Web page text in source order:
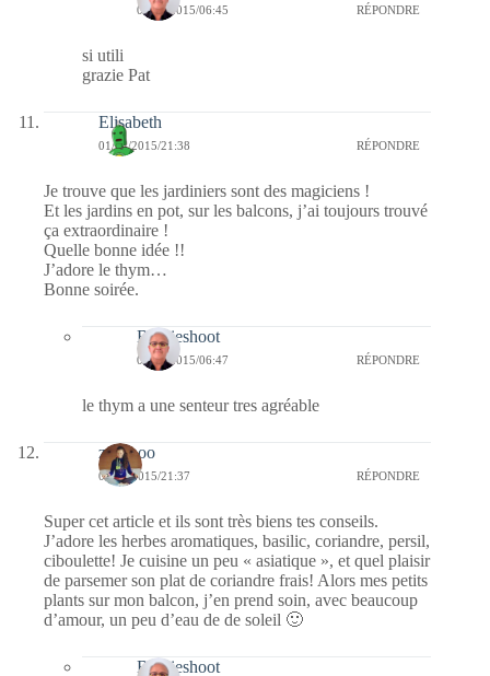
04/04/2015/06:45 RÉPONDRE
si utili
grazie Pat
Elisabeth
01/04/2015/21:38 RÉPONDRE
Je trouve que les jardiniers sont des magiciens !
Et les jardins en pot, sur les balcons, j’ai toujours trouvé
ça extraordinaire !
Quelle bonne idée !!
J’adore le thym…
Bonne soirée.
Bernieshoot
04/04/2015/06:47 RÉPONDRE
le thym a une senteur tres agréable
zazaboo
01/04/2015/21:37 RÉPONDRE
Super cet article et ils sont très biens tes conseils.
J’adore les herbes aromatiques, basilic, coriandre, persil,
ciboulette! Je cuisine un peu « asiatique », et quel plaisir
de parsemer son plat de coriandre frais! Alors mes petits
plants sur mon balcon, j’en prend soin, avec beaucoup
d’amour, un peu d’eau de de soleil 🙂
Bernieshoot